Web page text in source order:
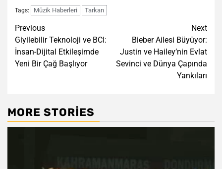
Tags: Müzik Haberleri Tarkan
Post
navigation
Previous
Giyilebilir Teknoloji ve BCI:
İnsan-Dijital Etkileşimde
Yeni Bir Çağ Başlıyor
Next
Bieber Ailesi Büyüyor:
Justin ve Hailey’nin Evlat
Sevinci ve Dünya Çapında
Yankıları
MORE STORIES